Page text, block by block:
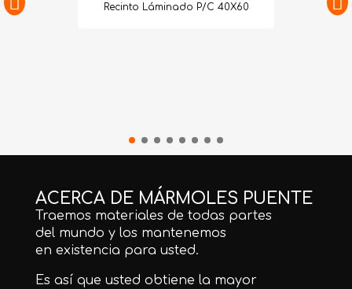
Recinto Láminado P/C 40X60
ACERCA DE MÁRMOLES PUENTE
Traemos materiales de todas partes
del mundo y los mantenemos
en existencia para usted.
Es así que usted obtiene la mayor